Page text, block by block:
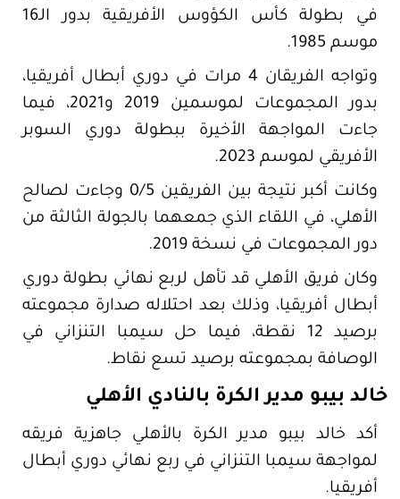
في بطولة كأس الكؤوس الأفريقية بدور الـ16
موسم 1985.
وتواجه الفريقان 4 مرات في دوري أبطال أفريقيا،
بدور المجموعات لموسمين 2019 و2021، فيما
جاءت المواجهة الأخيرة ببطولة دوري السوبر
الأفريقي لموسم 2023.
وكانت أكبر نتيجة بين الفريقين 0/5 وجاءت لصالح
الأهلي، في اللقاء الذي جمعهما بالجولة الثالثة من
دور المجموعات في نسخة 2019.
وكان فريق الأهلي قد تأهل لربع نهائي بطولة دوري
أبطال أفريقيا، وذلك بعد احتلاله صدارة مجموعته
برصيد 12 نقطة، فيما حل سيمبا التنزاني في
الوصافة بمجموعته برصيد تسع نقاط.
خالد بيبو مدير الكرة بالنادي الأهلي
أكد خالد بيبو مدير الكرة بالأهلي جاهزية فريقه
لمواجهة سيمبا التنزاني في ربع نهائي دوري أبطال
أفريقيا.